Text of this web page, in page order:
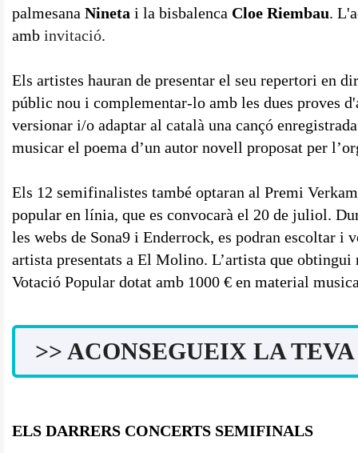
palmesana Nineta i la bisbalenca Cloe Riembau.
amb invitació.
Els artistes hauran de presentar el seu repertori en
públic nou i complementar-lo amb les dues proves
versionar i/o adaptar al català una cançó
musicar el poema d’un autor novell proposat per
Els 12 semifinalistes també optaran al Premi
popular en línia, que es convocarà el 20 de juliol.
les webs de Sona9 i Enderrock, es podran escoltar i
artista presentats a El Molino. L’artista que obtingui
Votació Popular dotat amb 1000 € en material
>> ACONSEGUEIX LA
ELS DARRERS CONCERTS SEMIFINALS